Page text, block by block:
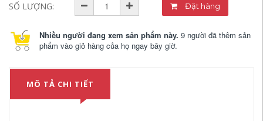
SỐ LƯỢNG: Đặt hàng
Nhiều người đang xem sản phẩm này. 9 người đã thêm sản
phẩm vào giỏ hàng của họ ngay bây giờ.
MÔ TẢ CHI TIẾT